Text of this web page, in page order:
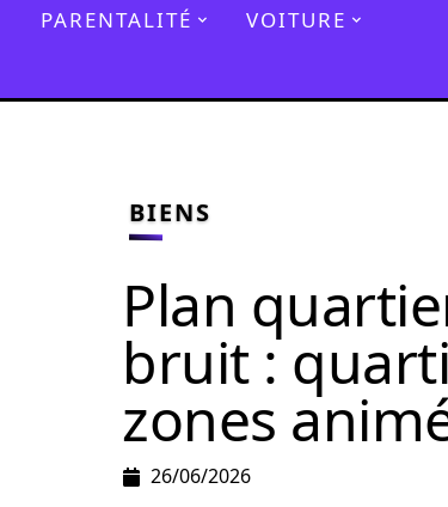
PARENTALITÉ
VOITURE
BIENS
Plan
bruit :
zones
26/06/2026